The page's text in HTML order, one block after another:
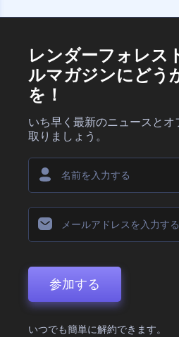
レンダーフォレス
ルマガジンにどう
を！
いち早く最新のニュースとオ
取りましょう。
参加する
いつでも簡単に解約できます。